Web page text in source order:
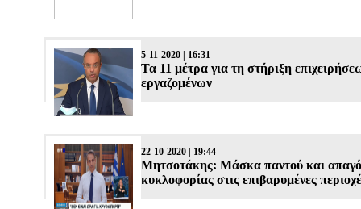
5-11-2020 | 16:31
Τα 11 μέτρα για τη στήριξη
εργαζομένων
22-10-2020 | 19:44
Μητσοτάκης: Μάσκα παντού και
κυκλοφορίας στις επιβαρυμένες